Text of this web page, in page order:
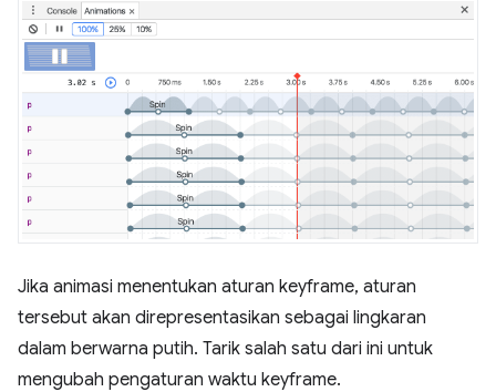
Jika animasi menentukan aturan keyframe, aturan
tersebut akan direpresentasikan sebagai lingkaran
dalam berwarna putih. Tarik salah satu dari ini untuk
mengubah pengaturan waktu keyframe.